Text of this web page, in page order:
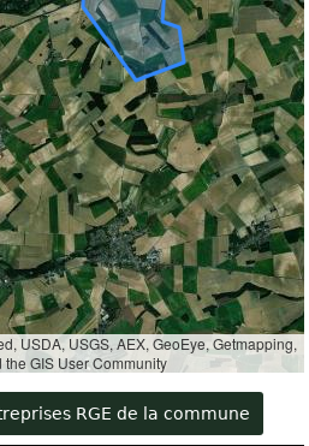
USDA, USGS, AEX, GeoEye, Getmapping,
the GIS User Community
RGE de la commune